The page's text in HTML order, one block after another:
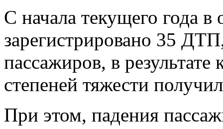
С начала текущего года в
зарегистрировано 35
пассажиров, в
степеней тяжести
При этом, падения